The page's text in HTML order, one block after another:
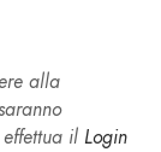
alla
il Login